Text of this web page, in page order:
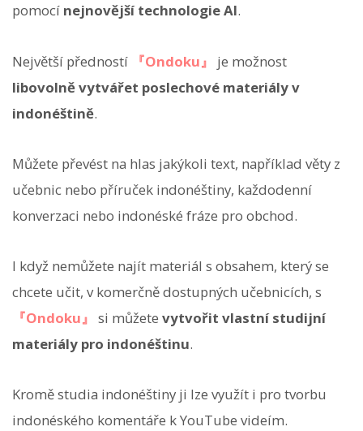
pomocí nejnovější technologie AI.
Největší předností 『Ondoku』
je možnost
libovolně vytvářet poslechové materiály v
indonéštině.
Můžete převést na hlas jakýkoli text, například věty z
učebnic nebo příruček indonéštiny, každodenní
konverzaci nebo indonéské fráze pro obchod.
I když nemůžete najít materiál s obsahem, který se
chcete učit, v komerčně dostupných učebnicích, s
『Ondoku』 si můžete vytvořit vlastní studijní
materiály pro indonéštinu.
Kromě studia indonéštiny ji lze využít i pro tvorbu
indonéského komentáře k YouTube videím.